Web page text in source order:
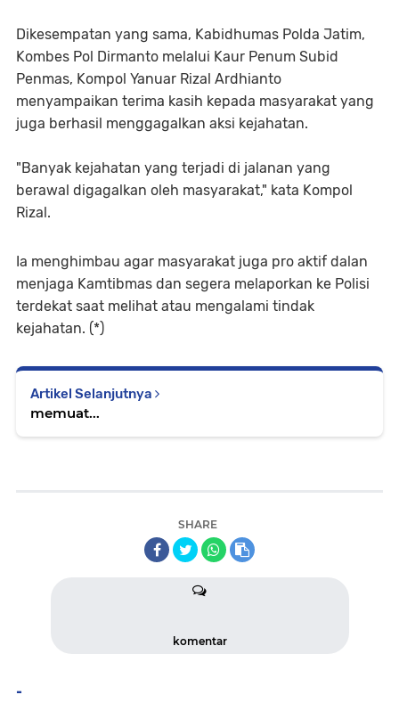
Dikesempatan yang sama, Kabidhumas Polda Jatim,
Kombes Pol Dirmanto melalui Kaur Penum Subid
Penmas, Kompol Yanuar Rizal Ardhianto
menyampaikan terima kasih kepada masyarakat yang
juga berhasil menggagalkan aksi kejahatan.
"Banyak kejahatan yang terjadi di jalanan yang
berawal digagalkan oleh masyarakat," kata Kompol
Rizal.
Ia menghimbau agar masyarakat juga pro aktif dalan
menjaga Kamtibmas dan segera melaporkan ke Polisi
terdekat saat melihat atau mengalami tindak
kejahatan. (*)
Artikel Selanjutnya
memuat...
SHARE
komentar
-